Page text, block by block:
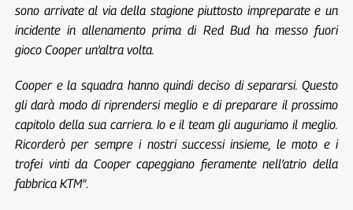
sono arrivate al via della stagione piuttosto impreparate e un
incidente in allenamento prima di Red Bud ha messo fuori
gioco Cooper un’altra volta.
Cooper e la squadra hanno quindi deciso di separarsi. Questo
gli darà modo di riprendersi meglio e di preparare il prossimo
capitolo della sua carriera. Io e il team gli auguriamo il meglio.
Ricorderò per sempre i nostri successi insieme, le moto e i
trofei vinti da Cooper capeggiano fieramente nell’atrio della
fabbrica KTM”.